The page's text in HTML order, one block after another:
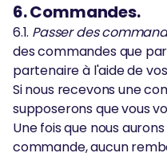
6. Commandes.
6.1. Passer des
des commandes que
partenaire à l'aide de
Si nous recevons une
supposerons que vous
Une fois que nous
commande, aucun